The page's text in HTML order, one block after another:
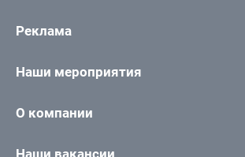
Реклама
Наши мероприятия
О компании
Наши вакансии